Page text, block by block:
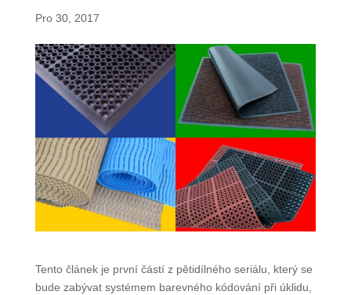
Pro 30, 2017
Tento článek je první částí z pětidílného seriálu, který se
bude zabývat systémem barevného kódování při úklidu,